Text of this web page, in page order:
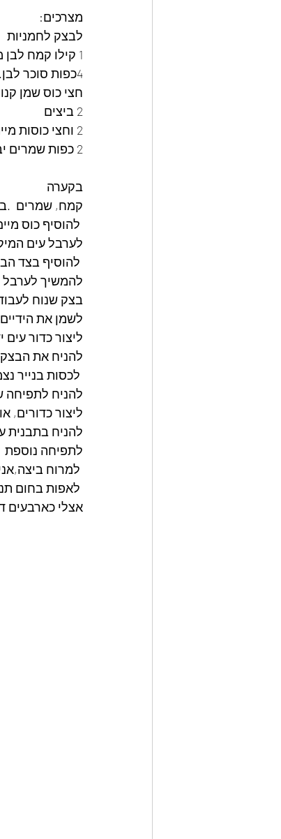
מצרכים:
לבצק לחמניות
1 קילו קמח לבן מנופה
4כפות סוכר לבן.אפשר במקום דבש ללחמניות מתוקות.
חצי כוס שמן
2 ביצים
2 וחצי כוסות מיים פושרים להוסיף בהדרגה!!
2 כפות שמרים יבשים.1 כף מלח דק.
בקערה
קמח, שמרים
לערבל עים
להמשיך לערבל
בצק שנוח
לשמן את
ליצור כדור עים
להניח את
להניח
ליצור כדורים,
להניח בתבנית
לתפיחה נוספת  של 20
אצלי כארבעים